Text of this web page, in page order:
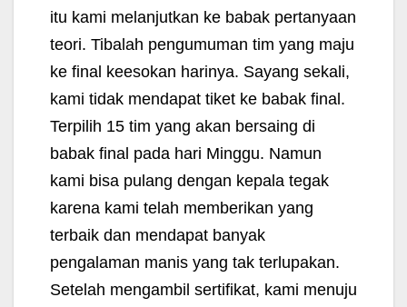
itu kami melanjutkan ke babak pertanyaan
teori. Tibalah pengumuman tim yang maju
ke final keesokan harinya. Sayang sekali,
kami tidak mendapat tiket ke babak final.
Terpilih 15 tim yang akan bersaing di
babak final pada hari Minggu. Namun
kami bisa pulang dengan kepala tegak
karena kami telah memberikan yang
terbaik dan mendapat banyak
pengalaman manis yang tak terlupakan.
Setelah mengambil sertifikat, kami menuju